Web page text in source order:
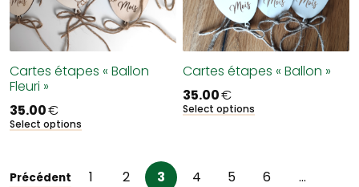
Cartes étapes « Ballon
Fleuri »
35.00€
Select options
Cartes étapes « Ballon »
35.00€
Select options
Précédent 1 2 3 4 5 6
…